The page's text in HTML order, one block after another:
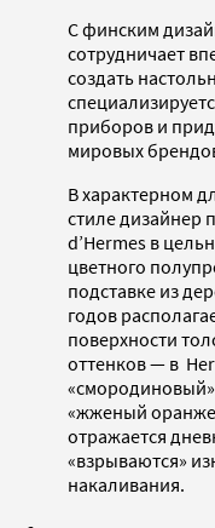
С финским
сотрудничает
создать
приборов и
мировых
В характерном
стиле дизайнер
d’Hermes в
цветного
подставке из
годов
поверхности
оттенков — в
«жженый
отражается
«взрываются»
накаливания.